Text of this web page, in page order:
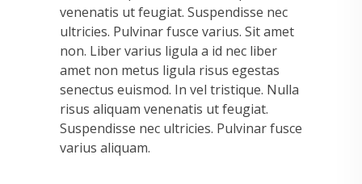
venenatis ut feugiat. Suspendisse nec
ultricies. Pulvinar fusce varius. Sit amet
non. Liber varius ligula a id nec liber
amet non metus ligula risus egestas
senectus euismod. In vel tristique. Nulla
risus aliquam venenatis ut feugiat.
Suspendisse nec ultricies. Pulvinar fusce
varius aliquam.